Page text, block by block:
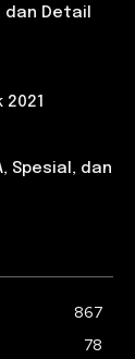
dan Detail
Spesial, dan
867
78